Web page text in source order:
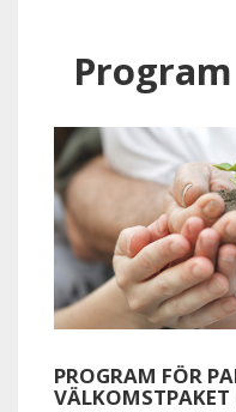
PROGRAM FÖR
VÄLKOMSTPAKET